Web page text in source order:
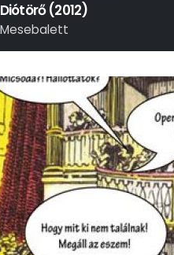
Diótörő (2012)
Mesebalett
P. I. Csajkovszkij